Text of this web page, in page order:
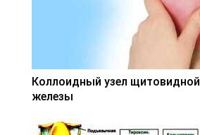
Коллоидный узел щитовидной
железы